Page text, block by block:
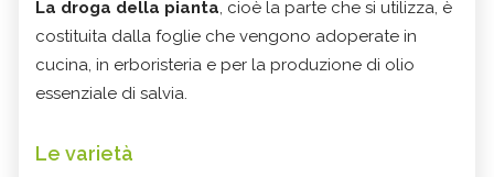
La droga della pianta, cioè la parte che si utilizza, è
costituita dalla foglie che vengono adoperate in
cucina, in erboristeria e per la produzione di olio
essenziale di salvia.
Le varietà